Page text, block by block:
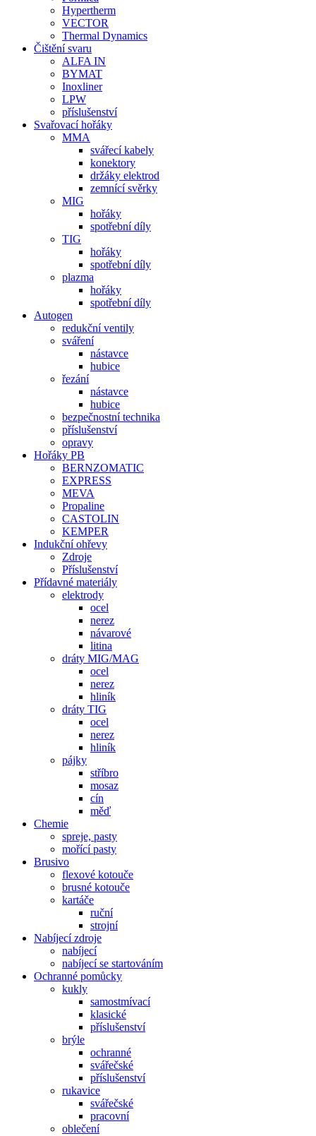
Hypertherm
VECTOR
Thermal Dynamics
Čištění svaru
ALFA IN
BYMAT
Inoxliner
LPW
příslušenství
Svařovací hořáky
MMA
svářecí kabely
konektory
držáky elektrod
zemnící svěrky
MIG
hořáky
spotřební díly
TIG
hořáky
spotřební díly
plazma
hořáky
spotřební díly
Autogen
redukční ventily
sváření
nástavce
hubice
řezání
nástavce
hubice
bezpečnostní technika
příslušenství
opravy
Hořáky PB
BERNZOMATIC
EXPRESS
MEVA
Propaline
CASTOLIN
KEMPER
Indukční ohřevy
Zdroje
Příslušenství
Přídavné materiály
elektrody
ocel
nerez
návarové
litina
dráty MIG/MAG
ocel
nerez
hliník
dráty TIG
ocel
nerez
hliník
pájky
stříbro
mosaz
cín
měď
Chemie
spreje, pasty
mořící pasty
Brusivo
flexové kotouče
brusné kotouče
kartáče
ruční
strojní
Nabíjecí zdroje
nabíjecí
nabíjecí se startováním
Ochranné pomůcky
kukly
samostmívací
klasické
příslušenství
brýle
ochranné
svářečské
příslušenství
rukavice
svářečské
pracovní
oblečení